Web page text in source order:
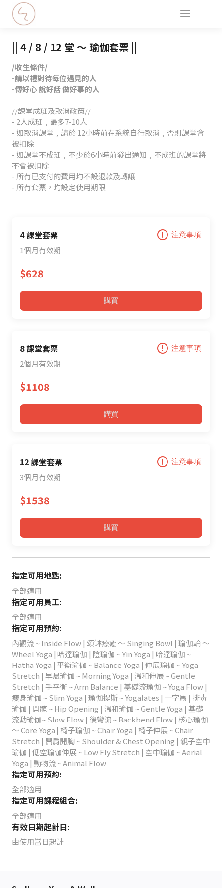
|| 4 / 8 / 12 堂 ～ 瑜伽套票 ||
/收生條件/
-請以禮對待每位遇見的人
-傳好心 說好話 做好事的人
//課堂成班及取消政策//
- 2人成班﹐最多7-10人
- 如取消課堂﹐請於 12小時前在系統自行取消﹐否則課堂會
被扣除
- 如課堂不成班﹐不少於6小時前發出通知﹐不成班的課堂將
不會被扣除
- 所有已支付的費用均不設退款及轉讓
- 所有套票，均設定使用期限
4 課堂套票 注意事項
1個月有效期
$628
購買
8 課堂套票 注意事項
2個月有效期
$1108
購買
12 課堂套票 注意事項
3個月有效期
$1538
購買
指定可用地點:
全部適用
指定可用員工:
全部適用
指定可用預約:
內觀流 ~ Inside Flow | 頌缽療癒 ～ Singing Bowl | 瑜伽輪 ～
Wheel Yoga | 哈達瑜伽 | 陰瑜伽 ~ Yin Yoga | 哈達瑜伽 ~
Hatha Yoga | 平衡瑜伽 ~ Balance Yoga | 伸展瑜伽 ~ Yoga
Stretch | 早晨瑜伽 ~ Morning Yoga | 溫和伸展 ~ Gentle
Stretch | 手平衡 ~ Arm Balance | 基礎流瑜伽 ~ Yoga Flow |
瘦身瑜伽 ~ Slim Yoga | 瑜伽提斯 ~ Yogalates | 一字馬 | 排毒
瑜伽 | 開髖 ~ Hip Opening | 溫和瑜伽 ~ Gentle Yoga | 基礎
流動瑜伽~ Slow Flow | 後彎流 ~ Backbend Flow | 核心瑜伽
～ Core Yoga | 椅子瑜伽 ~ Chair Yoga | 椅子伸展 ~ Chair
Stretch | 開肩開胸 ~ Shoulder & Chest Opening | 親子空中
瑜伽 | 低空瑜伽伸展 ~ Low Fly Stretch | 空中瑜伽 ~ Aerial
Yoga | 動物流 ~ Animal Flow
指定可用預約:
全部適用
指定可用課程組合:
全部適用
有效日期起計日:
由使用當日起計